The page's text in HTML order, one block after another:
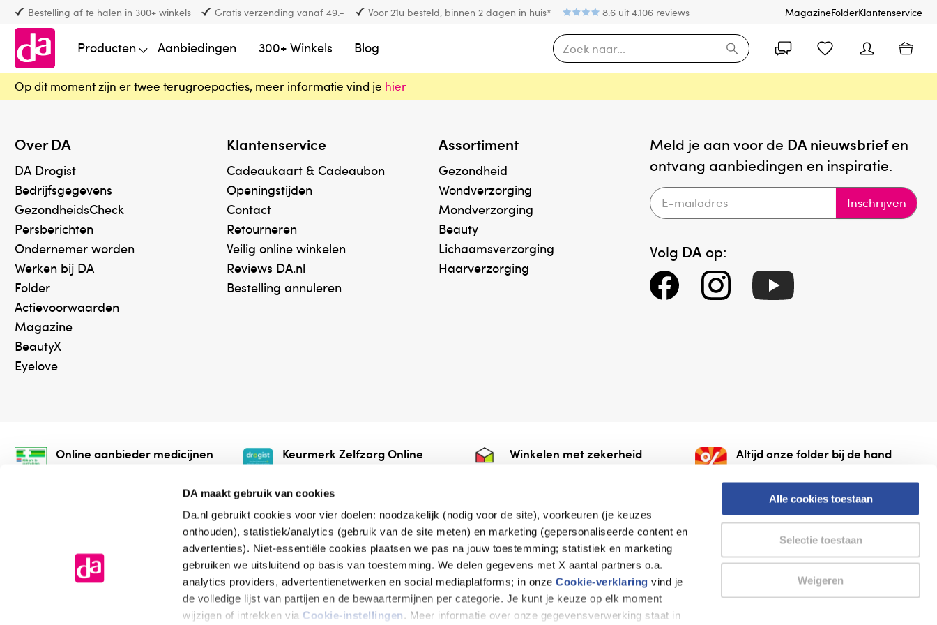
DA maakt gebruik van cookies
Da.nl gebruikt cookies voor vier doelen: noodzakelijk (nodig voor de site), voorkeuren (je keuzes
onthouden), statistiek/analytics (gebruik van de site meten) en marketing (gepersonaliseerde content en
advertenties). Niet-essentiële cookies plaatsen we pas na jouw toestemming; statistiek en marketing
gebruiken we uitsluitend op basis van toestemming. We delen gegevens met X aantal partners o.a.
analytics providers, advertentienetwerken en social mediaplatforms; in onzeCookie-verklaring vind je
de volledige lijst van partijen en de bewaartermijnen per categorie. Je kunt je keuze op elk moment
wijzigen of intrekken via Cookie-instellingen. Meer informatie over onze gegevensverwerking staat in
Alle cookies toestaan
Selectie toestaan
Weigeren
Bestelling af te halen in 300+ winkels Gratis verzending vanaf 49.- Voor 21u besteld, binnen 2 dagen in huis* 8.6 uit4.106 reviews MagazineFolderKlantenservice
Producten Aanbiedingen 300+ Winkels Blog
Op dit moment zijn er twee terugroepacties, meer informatie vind je hier
Over DA
DA Drogist
Bedrijfsgegevens
GezondheidsCheck
Persberichten
Ondernemer worden
Werken bij DA
Folder
Actievoorwaarden
Magazine
BeautyX
Eyelove
Klantenservice
Cadeaukaart & Cadeaubon
Openingstijden
Contact
Retourneren
Veilig online winkelen
Reviews DA.nl
Bestelling annuleren
Assortiment
Gezondheid
Wondverzorging
Mondverzorging
Beauty
Lichaamsverzorging
Haarverzorging
Meld je aan voor de DA nieuwsbriefen
ontvang aanbiedingen en inspiratie.
Inschrijven
Volg DA op:
Online aanbieder medicijnen
onze webshop mag verkopen.
Keurmerk Zelfzorg Online
online.
Winkelen met zekerheid Altijd onze folder bij de hand
AlleFolders.
de vriendelijke specialist
Algemene voorwaarden Cookieverklaring Disclaimer Privacy verklaring Thuiswinkel waarborg